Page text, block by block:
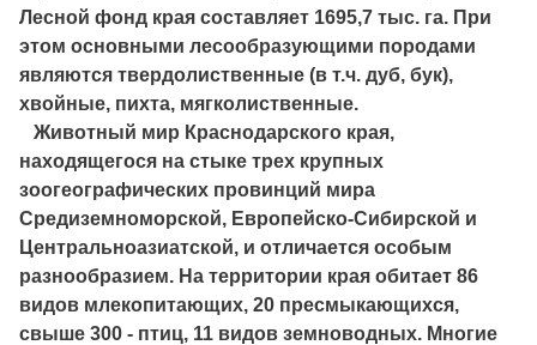
Лесной фонд края составляет 1695,7 тыс. га. При
этом основными лесообразующими породами
являются твердолиственные (в т.ч. дуб, бук),
хвойные, пихта, мягколиственные.
Животный мир Краснодарского края,
находящегося на стыке трех крупных
зоогеографических провинций мира
Средиземноморской, Европейско-Сибирской и
Центральноазиатской, и отличается особым
разнообразием. На территории края обитает 86
видов млекопитающих, 20 пресмыкающихся,
свыше 300 - птиц, 11 видов земноводных. Многие